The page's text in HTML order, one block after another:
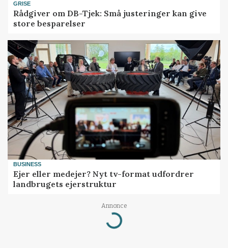
GRISE
Rådgiver om DB-Tjek: Små justeringer kan give
store besparelser
BUSINESS
Ejer eller medejer? Nyt tv-format udfordrer
landbrugets ejerstruktur
Annonce
Loading...